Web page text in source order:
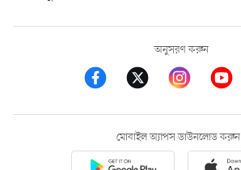
অনুসরণ করুন
মোবাইল অ্যাপস ডাউনলোড করুন